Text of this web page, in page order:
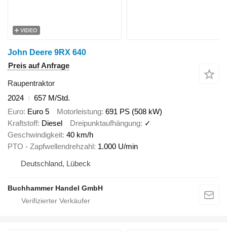
VIDEO
John Deere 9RX 640
Preis auf Anfrage
Raupentraktor
2024
657 M/Std.
Euro Euro 5 Motorleistung 691 PS (508 kW)
Kraftstoff Diesel Dreipunktaufhängung ✓
Geschwindigkeit 40 km/h
PTO - Zapfwellendrehzahl 1.000 U/min
Deutschland, Lübeck
Buchhammer Handel GmbH